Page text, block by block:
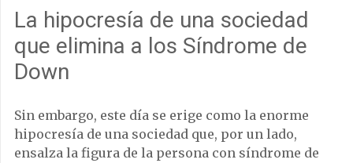
La hipocresía de una sociedad
que elimina a los Síndrome de
Down
Sin embargo, este día se erige como la enorme
hipocresía de una sociedad que, por un lado,
ensalza la figura de la persona con síndrome de